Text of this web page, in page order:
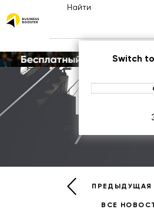
Найти
Switch
ПРЕДЫДУЩАЯ
ВСЕ